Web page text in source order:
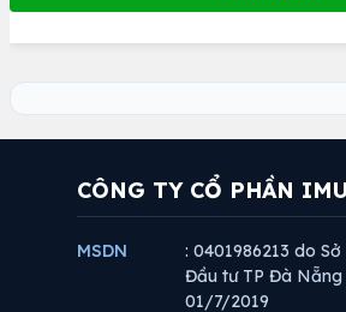
CÔNG TY CỔ PHẦN
MSDN
: 0401986213 do
Đầu tư TP Đà
01/7/2019